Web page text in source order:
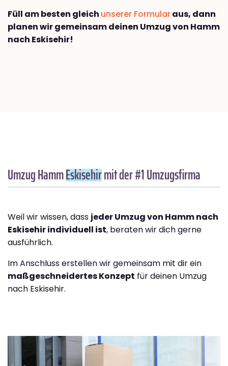
Füll am besten gleich unserer Formularaus, dann
planen wir gemeinsam deinen Umzug von Hamm
nach Eskisehir!
Umzug HammEskisehirmit der #1 Umzugsfirma
Weil wir wissen, dass jeder Umzug von Hamm nach
Eskisehir individuell ist, beraten wir dich gerne
ausführlich.
Im Anschluss erstellen wir gemeinsam mit dir ein
maßgeschneidertes Konzept für deinen Umzug
nach Eskisehir.